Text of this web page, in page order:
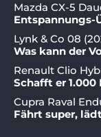
Mazda CX-5
Entspannungs-
Lynk & Co 08
Was kann der
Renault Clio
Schafft er
Cupra Raval
Fährt super,